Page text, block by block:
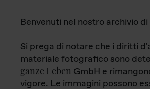
Benvenuti nel nostro archivio
Si prega di notare che i diritti
materiale fotografico sono
ganze Leben GmbH e
vigore. Le immagini possono